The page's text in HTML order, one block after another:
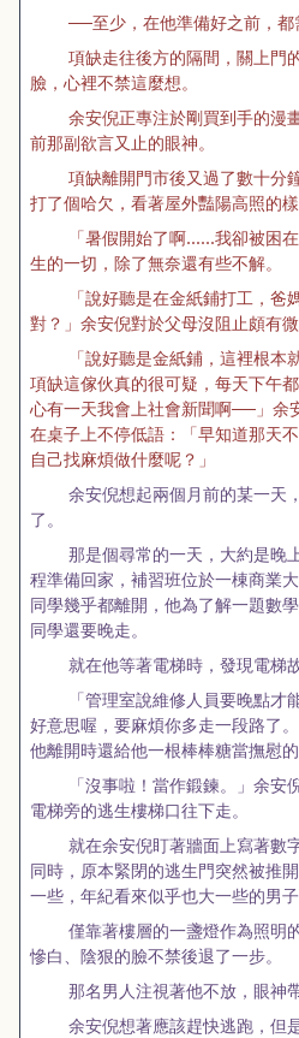
──至少，在他準備好之前，都
項缺走往後方的隔間，關上門
臉，心裡不禁這麼想。
余安倪正專注於剛買到手的漫
前那副欲言又止的眼神。
項缺離開門市後又過了數十分
打了個哈欠，看著屋外豔陽高照的樣
「暑假開始了啊……我卻被困
生的一切，除了無奈還有些不解。
「說好聽是在金紙鋪打工，
對？」余安倪對於父母沒阻止頗有微
「說好聽是金紙鋪，這裡根本
項缺這傢伙真的很可疑，每天下午
心有一天我會上社會新聞啊──」余
在桌子上不停低語：「早知道那天
自己找麻煩做什麼呢？」
余安倪想起兩個月前的某一天
了。
那是個尋常的一天，大約是晚
程準備回家，補習班位於一棟商業
同學幾乎都離開，他為了解一題數
同學還要晚走。
就在他等著電梯時，發現電梯
「管理室說維修人員要晚點
好意思喔，要麻煩你多走一段路了
他離開時還給他一根棒棒糖當撫慰的
「沒事啦！當作鍛鍊。」余
電梯旁的逃生樓梯口往下走。
就在余安倪盯著牆面上寫著數
同時，原本緊閉的逃生門突然被推
一些，年紀看來似乎也大一些的男子
僅靠著樓層的一盞燈作為照明
慘白、陰狠的臉不禁後退了一步。
那名男人注視著他不放，眼神
余安倪想著應該趕快逃跑，但